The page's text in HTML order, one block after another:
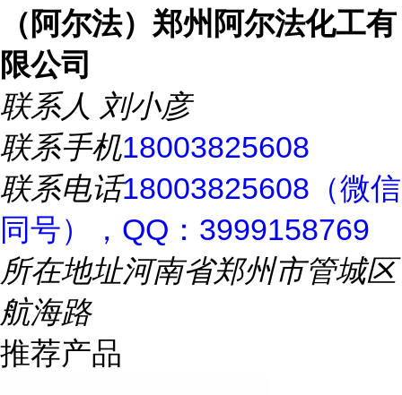
（阿尔法）郑州阿尔法化工有
限公司
联系人 刘小彦
联系手机18003825608
联系电话18003825608（微信
同号），QQ：3999158769
所在地址河南省郑州市管城区
航海路
推荐产品